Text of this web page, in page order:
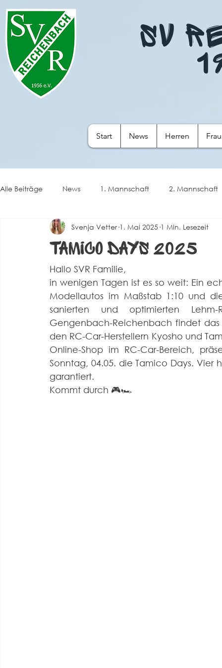
SV
Start News Herren
Alle Beiträge News 1. Mannschaft 2. Mannschaft
Spielberichte Herren 2 Corona Events Alte
Tamico Days 2025
Svenja Vetter 1. Mai 2025 1 Min. Lesezeit
Hallo SVR Familie,
in wenigen Tagen ist es so weit: Ein
Modellautos im Maßstab 1:10 und
sanierten und optimierten Lehm-
Gengenbach-Reichenbach findet
den RC-Car-Herstellern Kyosho und
Online-Shop im RC-Car-Bereich,
Sonntag, 04.05. die Tamico Days. Vier
garantiert.
Kommt durch 🎮🏎